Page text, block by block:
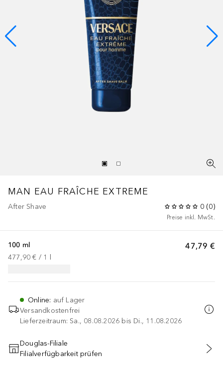
MAN EAU FRAÎCHE EXTREME
After Shave 0 (0)
Preise inkl. MwSt.
47,79 €
100 ml
477,90 € / 1
Online: auf Lager
Versandkostenfrei
Lieferzeitraum: Sa., 08.08.2026 bis Di., 11.08.2026
IN DEN WARENKORB
Douglas-Filiale
Filialverfügbarkeit prüfen